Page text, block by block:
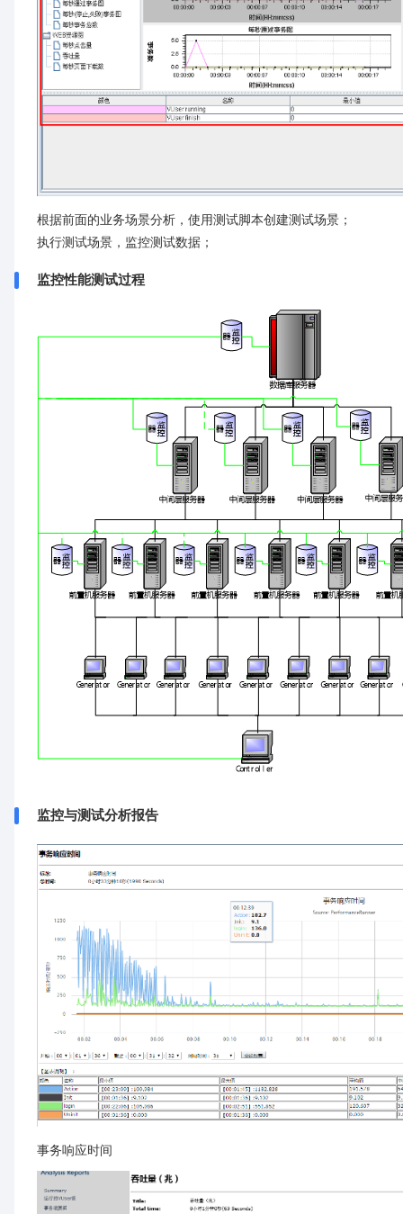
根据前面的业务场景分析，使用测试脚本创建测试场景；
执行测试场景，监控测试数据；
监控性能测试过程
监控与测试分析报告
事务响应时间